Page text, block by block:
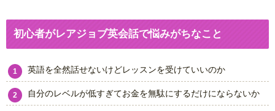
初心者がレアジョブ英会話で悩みがちなこと
英語を全然話せないけどレッスンを受けていいのか
自分のレベルが低すぎてお金を無駄にするだけにならないか